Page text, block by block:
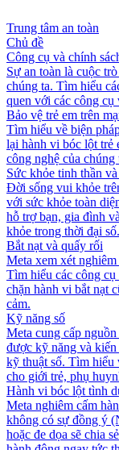
Trung tâm an toàn
Chủ đề
Công cụ và chính
Sự an toàn là cuộc
chúng ta. Tìm hiểu
quen với các công cụ
Bảo vệ trẻ em trên
Tìm hiểu về biện
lại hành vi bóc lột trẻ
công nghệ của chúng
Sức khỏe tinh thần
Đời sống vui khỏe
với sức khỏe toàn
hỗ trợ bạn, gia đình
khỏe trong thời đại số.
Bắt nạt và quấy rối
Meta xem xét
Tìm hiểu các công
chặn hành vi bắt nạt
cảm.
Kỹ năng số
Meta cung cấp
được kỹ năng và
kỹ thuật số. Tìm hiểu
cho giới trẻ, phụ
Hành vi bóc lột tình
Meta nghiêm cấm
không có sự đồng ý
hoặc đe dọa sẽ chia